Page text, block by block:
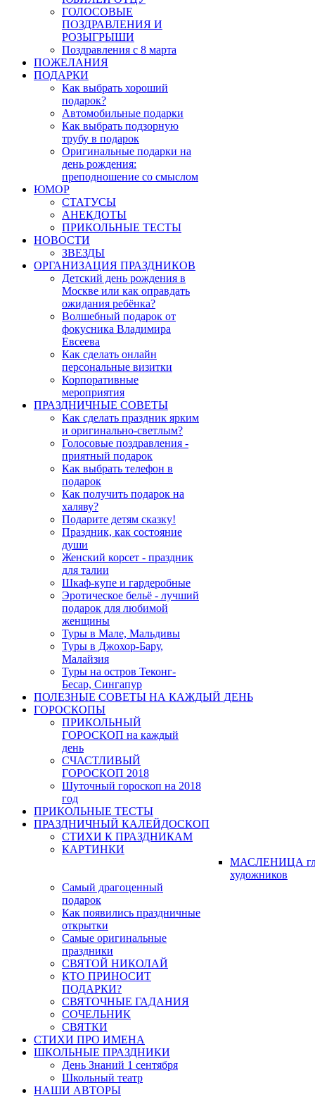
ГОЛОСОВЫЕ
ПОЗДРАВЛЕНИЯ И
РОЗЫГРЫШИ
Поздравления с 8 марта
ПОЖЕЛАНИЯ
ПОДАРКИ
Как выбрать хороший
подарок?
Автомобильные подарки
Как выбрать подзорную
трубу в подарок
Оригинальные подарки на
день рождения:
преподношение со смыслом
ЮМОР
СТАТУСЫ
АНЕКДОТЫ
ПРИКОЛЬНЫЕ ТЕСТЫ
НОВОСТИ
ЗВЕЗДЫ
ОРГАНИЗАЦИЯ ПРАЗДНИКОВ
Детский день рождения в
Москве или как оправдать
ожидания ребёнка?
Волшебный подарок от
фокусника Владимира
Евсеева
Как сделать онлайн
персональные визитки
Корпоративные
мероприятия
ПРАЗДНИЧНЫЕ СОВЕТЫ
Как сделать праздник ярким
и оригинально-светлым?
Голосовые поздравления -
приятный подарок
Как выбрать телефон в
подарок
Как получить подарок на
халяву?
Подарите детям сказку!
Праздник, как состояние
души
Женский корсет - праздник
для талии
Шкаф-купе и гардеробные
Эротическое бельё - лучший
подарок для любимой
женщины
Туры в Мале, Мальдивы
Туры в Джохор-Бару,
Малайзия
Туры на остров Теконг-
Бесар, Сингапур
ПОЛЕЗНЫЕ СОВЕТЫ НА КАЖДЫЙ ДЕНЬ
ГОРОСКОПЫ
ПРИКОЛЬНЫЙ
ГОРОСКОП на каждый
день
СЧАСТЛИВЫЙ
ГОРОСКОП 2018
Шуточный гороскоп на 2018
год
ПРИКОЛЬНЫЕ ТЕСТЫ
ПРАЗДНИЧНЫЙ КАЛЕЙДОСКОП
СТИХИ К ПРАЗДНИКАМ
КАРТИНКИ
МАСЛЕНИЦА
художников
Самый драгоценный
подарок
Как появились праздничные
открытки
Самые оригинальные
праздники
СВЯТОЙ НИКОЛАЙ
КТО ПРИНОСИТ
ПОДАРКИ?
СВЯТОЧНЫЕ ГАДАНИЯ
СОЧЕЛЬНИК
СВЯТКИ
СТИХИ ПРО ИМЕНА
ШКОЛЬНЫЕ ПРАЗДНИКИ
День Знаний 1 сентября
Школьный театр
НАШИ АВТОРЫ